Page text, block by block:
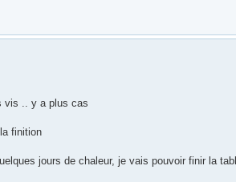
vis .. y a plus cas
finition
jours de chaleur, je vais pouvoir finir la